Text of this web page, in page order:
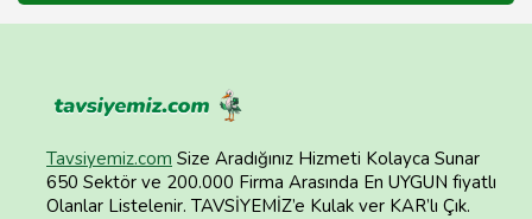
Tavsiyemiz.com Size Aradığınız Hizmeti Kolayca Sunar
650 Sektör ve 200.000 Firma Arasında En UYGUN fiyatlı
Olanlar Listelenir. TAVSİYEMİZ’e Kulak ver KAR’lı Çık.